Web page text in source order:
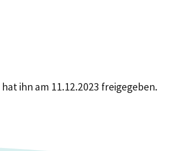
hat ihn am 11.12.2023 freigegeben.